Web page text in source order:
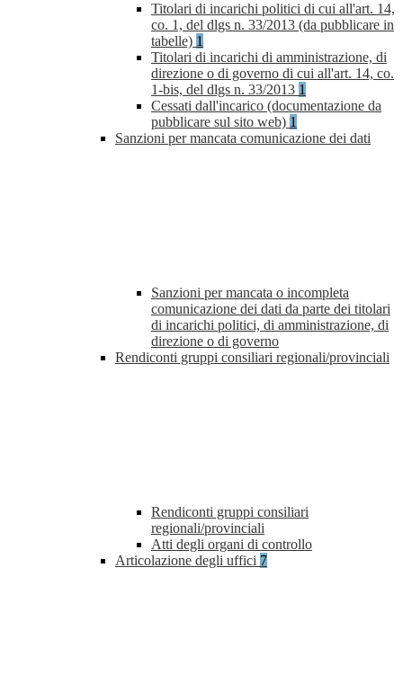
Titolari di incarichi politici di cui all'art. 14,
co. 1, del dlgs n. 33/2013 (da pubblicare in
tabelle) 1
Titolari di incarichi di amministrazione, di
direzione o di governo di cui all'art. 14, co.
1-bis, del dlgs n. 33/2013 1
Cessati dall'incarico (documentazione da
pubblicare sul sito web) 1
Sanzioni per mancata comunicazione dei dati
Sanzioni per mancata o incompleta
comunicazione dei dati da parte dei titolari
di incarichi politici, di amministrazione, di
direzione o di governo
Rendiconti gruppi consiliari regionali/provinciali
Rendiconti gruppi consiliari
regionali/provinciali
Atti degli organi di controllo
Articolazione degli uffici 7